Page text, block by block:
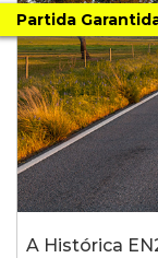
A Histórica
Partida